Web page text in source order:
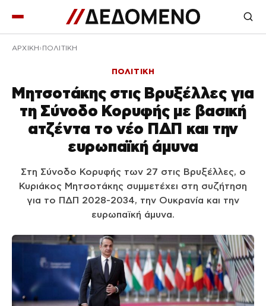
ΑΡΧΙΚΉ ΠΟΛΙΤΙΚΗ
ΠΟΛΙΤΙΚΗ
Μητσοτάκης στις Βρυξέλλες για
τη Σύνοδο Κορυφής με βασική
ατζέντα το νέο ΠΔΠ και την
ευρωπαϊκή άμυνα
Στη Σύνοδο Κορυφής των 27 στις Βρυξέλλες, ο
Κυριάκος Μητσοτάκης συμμετέχει στη συζήτηση
για το ΠΔΠ 2028-2034, την Ουκρανία και την
ευρωπαϊκή άμυνα.